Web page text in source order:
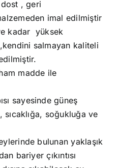
, geri
imal edilmiştir
kadar yüksek
salmayan kaliteli
madde ile
sayesinde güneş
sıcaklığa, soğukluğa ve
bulunan yaklaşık
bariyer çıkıntısı